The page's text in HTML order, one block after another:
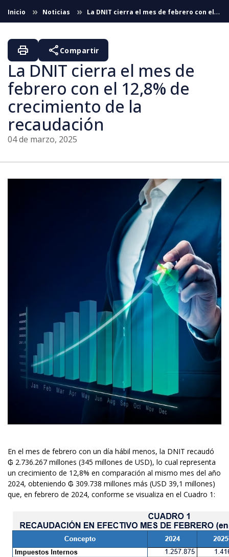
Saltar al contenido principal
Inicio Noticias
La DNIT cierra el mes de febrero con el
12,8% de crecimiento de la recaudación
La DNIT cierra el mes de
febrero con el 12,8% de
crecimiento de la
recaudación
04 de marzo, 2025
print share Compartir
En el mes de febrero con un día hábil menos, la DNIT recaudó
₲ 2.736.267 millones (345 millones de USD), lo cual representa
un crecimiento de 12,8% en comparación al mismo mes del año
2024, obteniendo ₲ 309.738 millones más (USD 39,1 millones)
que, en febrero de 2024, conforme se visualiza en el Cuadro 1: